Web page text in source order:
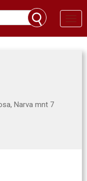
Narva mnt 7